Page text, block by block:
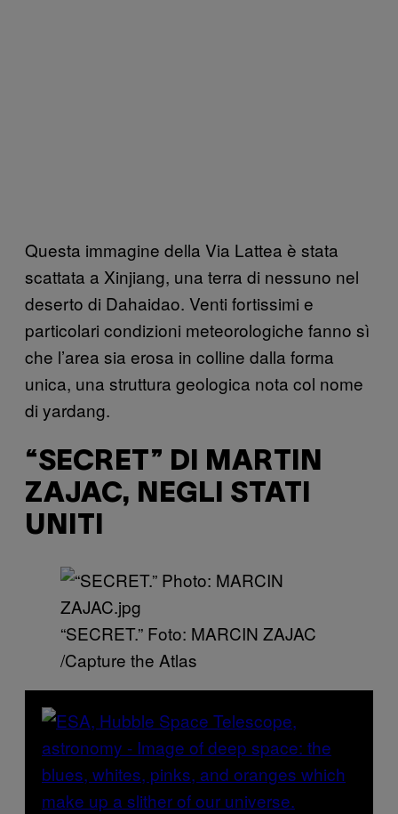
Questa immagine della Via Lattea è stata
scattata a Xinjiang, una terra di nessuno nel
deserto di Dahaidao. Venti fortissimi e
particolari condizioni meteorologiche fanno sì
che l’area sia erosa in colline dalla forma
unica, una struttura geologica nota col nome
di yardang.
“SECRET” DI MARTIN
ZAJAC, NEGLI STATI
UNITI
“SECRET.” Foto: MARCIN ZAJAC​
/Capture the Atlas ​​